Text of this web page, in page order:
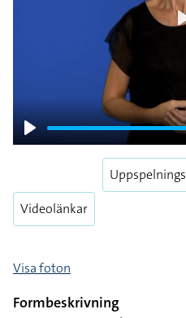
Play
Videolänkar
Visa foton
Formbeskrivning